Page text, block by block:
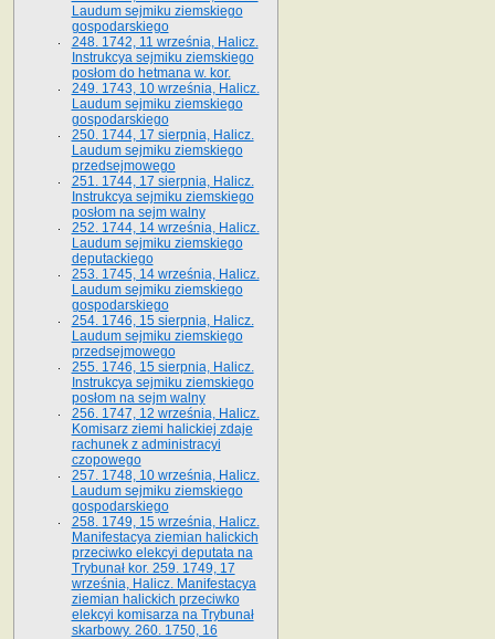
Laudum sejmiku ziemskiego
gospodarskiego
248. 1742, 11 września, Halicz.
Instrukcya sejmiku ziemskiego
posłom do hetmana w. kor.
249. 1743, 10 września, Halicz.
Laudum sejmiku ziemskiego
gospodarskiego
250. 1744, 17 sierpnia, Halicz.
Laudum sejmiku ziemskiego
przedsejmowego
251. 1744, 17 sierpnia, Halicz.
Instrukcya sejmiku ziemskiego
posłom na sejm walny
252. 1744, 14 września, Halicz.
Laudum sejmiku ziemskiego
deputackiego
253. 1745, 14 września, Halicz.
Laudum sejmiku ziemskiego
gospodarskiego
254. 1746, 15 sierpnia, Halicz.
Laudum sejmiku ziemskiego
przedsejmowego
255. 1746, 15 sierpnia, Halicz.
Instrukcya sejmiku ziemskiego
posłom na sejm walny
256. 1747, 12 września, Halicz.
Komisarz ziemi halickiej zdaje
rachunek z administracyi
czopowego
257. 1748, 10 września, Halicz.
Laudum sejmiku ziemskiego
gospodarskiego
258. 1749, 15 września, Halicz.
Manifestacya ziemian halickich
przeciwko elekcyi deputata na
Trybunał kor. 259. 1749, 17
września, Halicz. Manifestacya
ziemian halickich przeciwko
elekcyi komisarza na Trybunał
skarbowy. 260. 1750, 16